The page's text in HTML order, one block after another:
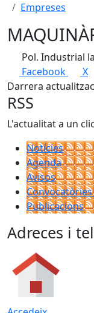
Empreses
Pol. Industrial
Facebook
X
Darrera
RSS
L'actualitat a un clic
Notícies
Agenda
Avisos
Publicacions
Adreces i